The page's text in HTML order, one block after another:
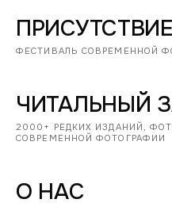
ПРИСУТСТВИЕ
ФЕСТИВАЛЬ СОВРЕМЕННОЙ
ЧИТАЛЬНЫЙ
2000+ РЕДКИХ ИЗДАНИЙ,
СОВРЕМЕННОЙ ФОТОГРАФИИ
О НАС